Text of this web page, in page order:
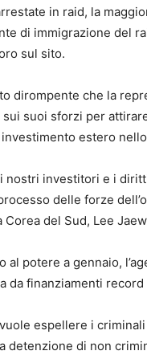
in raid, la
di immigrazione del
sul sito.
dirompente che la
suoi sforzi per
estero
nostri investitori e i
delle forze
del Sud, Lee
al potere a gennaio,
da finanziamenti
espellere i
detenzione di non